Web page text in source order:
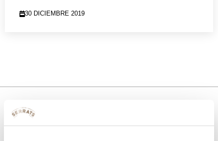
30 DICIEMBRE 2019
10% de descuento